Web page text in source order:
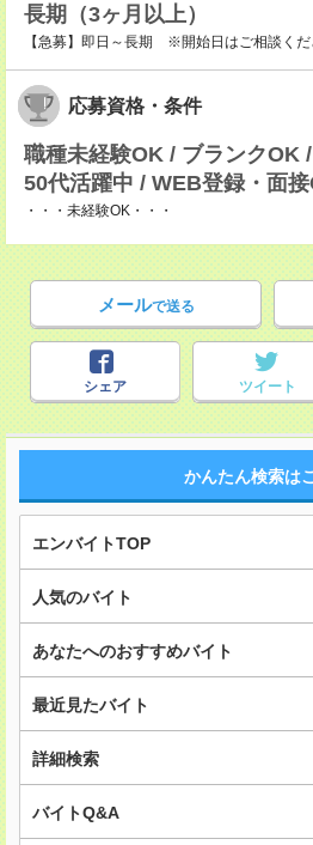
長期（3ヶ月以上）
【急募】即日～長期 ※開始日はご相談くだ
応募資格・条件
職種未経験OK / ブランクOK
50代活躍中 / WEB登録・面
・・・未経験OK・・・
メールで送る
シェア ツイート
かんたん検索は
エンバイトTOP
人気のバイト
あなたへのおすすめバイト
最近見たバイト
詳細検索
バイトQ&A